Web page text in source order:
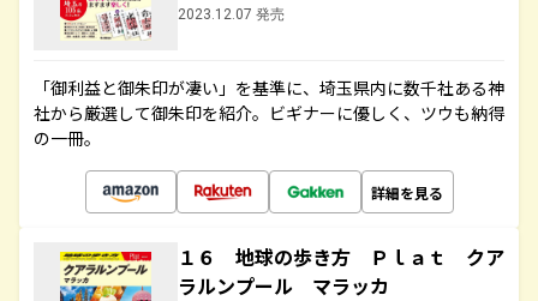
2023.12.07 発売
「御利益と御朱印が凄い」を基準に、埼玉県内に数千社ある神
社から厳選して御朱印を紹介。ビギナーに優しく、ツウも納得
の一冊。
詳細を見る
１６ 地球の歩き方 Ｐｌａｔ クア
ラルンプール マラッカ